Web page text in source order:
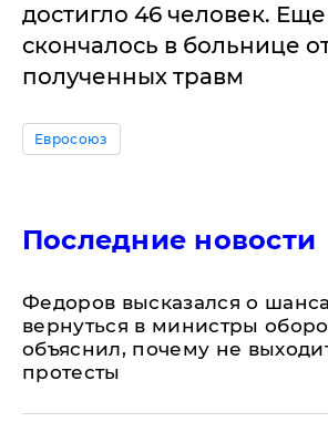
достигло 46 человек.
скончалось в больнице
полученных травм
Евросоюз
Последние новости
Федоров высказался о
вернуться в министры
объяснил, почему не
протесты